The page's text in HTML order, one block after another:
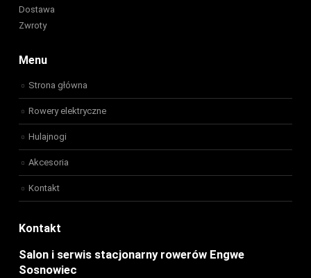
Dostawa
Zwroty
Menu
Strona główna
Rowery elektryczne
Hulajnogi
Akcesoria
Kontakt
Kontakt
Salon i serwis stacjonarny rowerów Engwe
Sosnowiec